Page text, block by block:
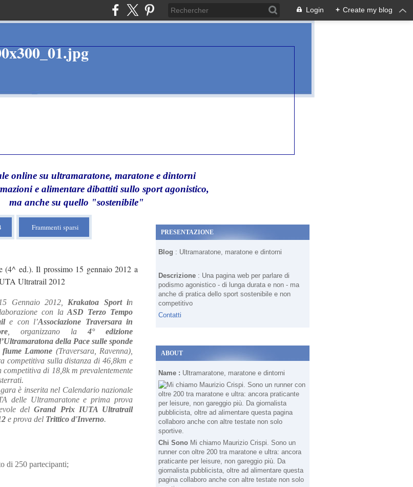
Login + Create my blog
online su ultramaratone, maratone e dintorni
e alimentare dibattiti sullo sport agonistico,
ma anche su quello "sostenibile"
Frammenti sparsi
(4^ ed.). Il prossimo 15 gennaio 2012 a
Ultratrail 2012
Gennaio 2012, Krakatoa Sport in
con laASD Terzo Tempo
e con l’Associazione Traversara in
, organizzano la 4° edizione
della Pace sulle sponde
fiume Lamone (Traversara, Ravenna),
competitiva sulla distanza di 46,8km e
competitiva di 18,8k m prevalentemente
è inserita nel Calendario nazionale
delle Ultramaratone e prima prova
delGrand Prix IUTA Ultratrail
e prova del Trittico d'Inverno.
di 250 partecipanti;
PRESENTAZIONE
Blog : Ultramaratone, maratone e dintorni
Descrizione : Una pagina web per parlare di
podismo agonistico - di lunga durata e non - ma
anche di pratica dello sport sostenibile e non
competitivo
Contatti
ABOUT
Name : Ultramaratone, maratone e dintorni
Chi Sono Mi chiamo Maurizio Crispi. Sono un
runner con oltre 200 tra maratone e ultra: ancora
praticante per leisure, non gareggio più. Da
giornalista pubblicista, oltre ad alimentare questa
pagina collaboro anche con altre testate non solo